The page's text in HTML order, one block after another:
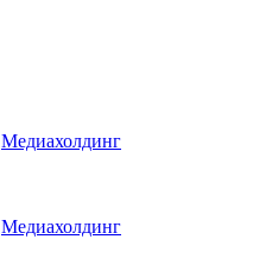
Медиахолдинг
Медиахолдинг